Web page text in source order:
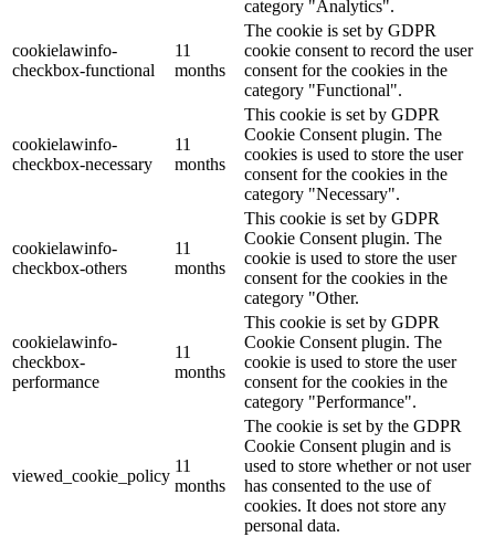
category "Analytics".
cookielawinfo-
checkbox-functional
11
months
The cookie is set by GDPR
cookie consent to record the user
consent for the cookies in the
category "Functional".
cookielawinfo-
checkbox-necessary
11
months
This cookie is set by GDPR
Cookie Consent plugin. The
cookies is used to store the user
consent for the cookies in the
category "Necessary".
cookielawinfo-
checkbox-others
11
months
This cookie is set by GDPR
Cookie Consent plugin. The
cookie is used to store the user
consent for the cookies in the
category "Other.
cookielawinfo-
checkbox-
performance
11
months
This cookie is set by GDPR
Cookie Consent plugin. The
cookie is used to store the user
consent for the cookies in the
category "Performance".
viewed_cookie_policy
11
months
The cookie is set by the GDPR
Cookie Consent plugin and is
used to store whether or not user
has consented to the use of
cookies. It does not store any
personal data.